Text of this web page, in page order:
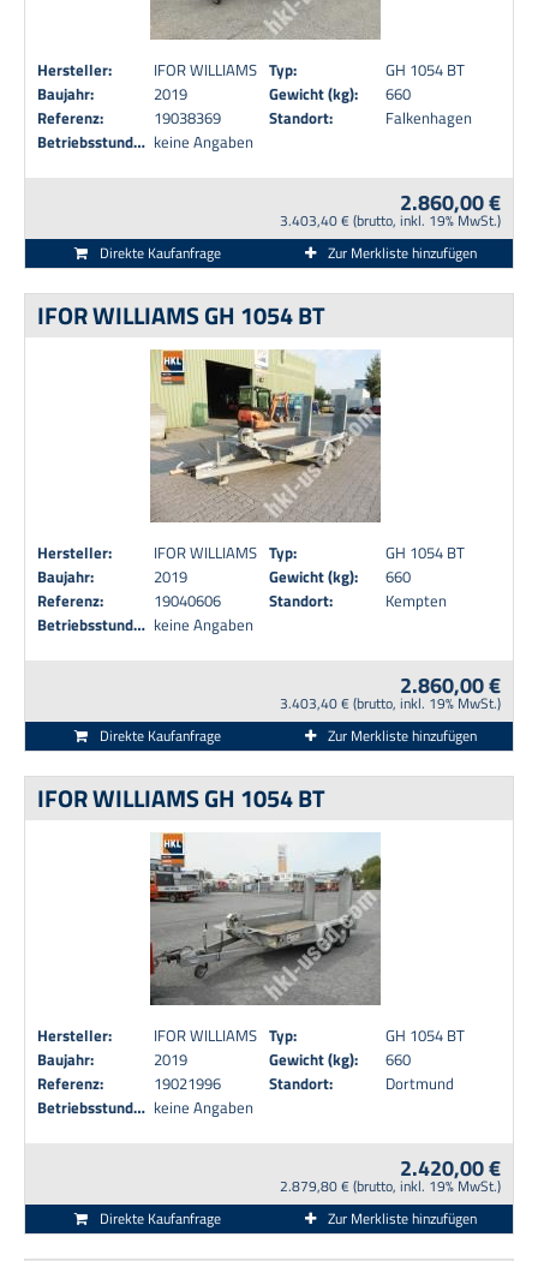
Hersteller: IFOR WILLIAMS Typ:
GH 1054 BT
Baujahr:
2019 Gewicht (kg):
660
Referenz:
19038369 Standort:
Falkenhagen
Betriebsstunden: keine Angaben
2.860,00 €
3.403,40 € (brutto, inkl. 19% MwSt.)
Direkte Kaufanfrage
Zur Merkliste hinzufügen
IFOR WILLIAMS GH 1054 BT
Hersteller: IFOR WILLIAMS Typ:
GH 1054 BT
Baujahr:
2019 Gewicht (kg):
660
Referenz:
19040606 Standort:
Kempten
Betriebsstunden: keine Angaben
2.860,00 €
3.403,40 € (brutto, inkl. 19% MwSt.)
Direkte Kaufanfrage
Zur Merkliste hinzufügen
IFOR WILLIAMS GH 1054 BT
Hersteller: IFOR WILLIAMS Typ:
GH 1054 BT
Baujahr:
2019 Gewicht (kg):
660
Referenz:
19021996 Standort:
Dortmund
Betriebsstunden: keine Angaben
2.420,00 €
2.879,80 € (brutto, inkl. 19% MwSt.)
Direkte Kaufanfrage
Zur Merkliste hinzufügen